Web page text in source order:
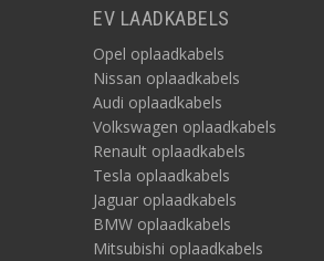
EV LAADKABELS
Opel oplaadkabels
Nissan oplaadkabels
Audi oplaadkabels
Volkswagen oplaadkabels
Renault oplaadkabels
Tesla oplaadkabels
Jaguar oplaadkabels
BMW oplaadkabels
Mitsubishi oplaadkabels